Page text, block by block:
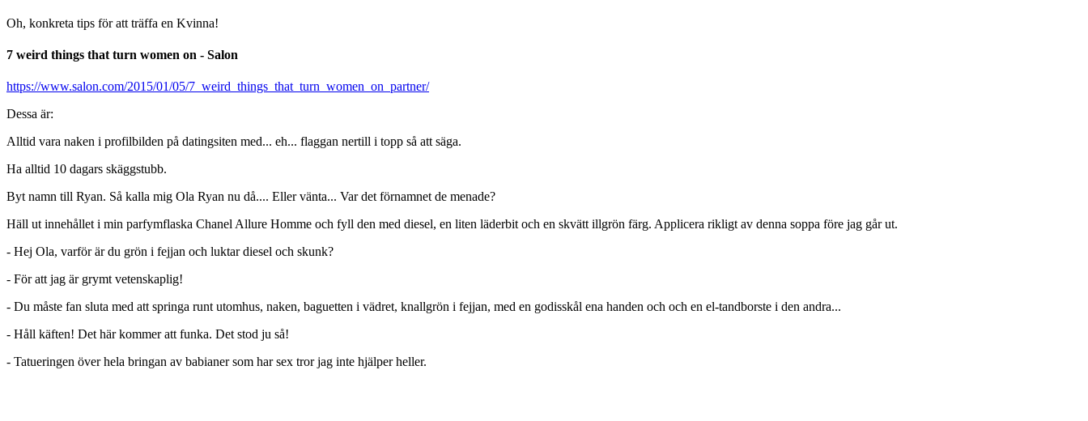
Oh, konkreta tips för att träffa en Kvinna!
7 weird things that turn women on - Salon
https://www.salon.com/2015/01/05/7_weird_things_that_turn_women_on_partner/
Dessa är:
Alltid vara naken i profilbilden på datingsiten med... eh... flaggan nertill i topp så att säga.
Ha alltid 10 dagars skäggstubb.
Byt namn till Ryan. Så kalla mig Ola Ryan nu då.... Eller vänta... Var det förnamnet de menade?
Häll ut innehållet i min parfymflaska Chanel Allure Homme och fyll den med diesel, en liten läderbit och en skvätt illgrön färg. Applicera rikligt av denna soppa före jag går ut.
- Hej Ola, varför är du grön i fejjan och luktar diesel och skunk?
- För att jag är grymt vetenskaplig!
- Du måste fan sluta med att springa runt utomhus, naken, baguetten i vädret, knallgrön i fejjan, med en godisskål ena handen och och en el-tandborste i den andra...
- Håll käften! Det här kommer att funka. Det stod ju så!
- Tatueringen över hela bringan av babianer som har sex tror jag inte hjälper heller.